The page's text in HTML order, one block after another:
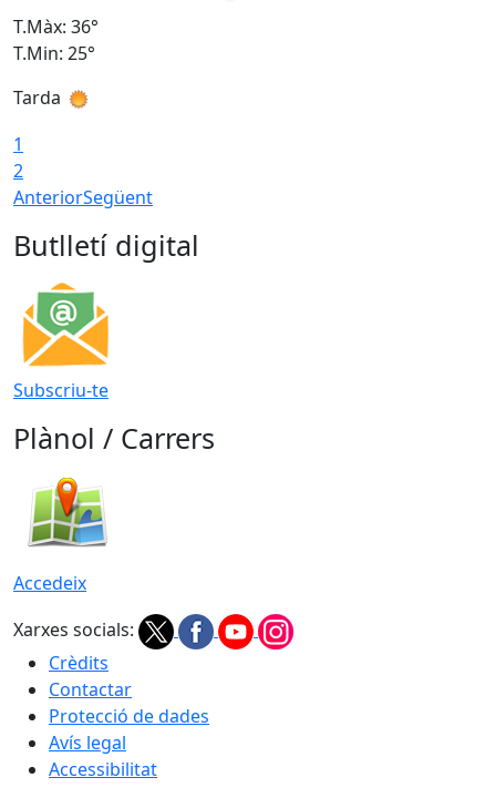
T.Màx: 36°
T.Min: 25°
Tarda
1
2
AnteriorSegüent
Butlletí digital
Subscriu-te
Plànol / Carrers
Accedeix
Xarxes socials:
Crèdits
Contactar
Protecció de dades
Avís legal
Accessibilitat